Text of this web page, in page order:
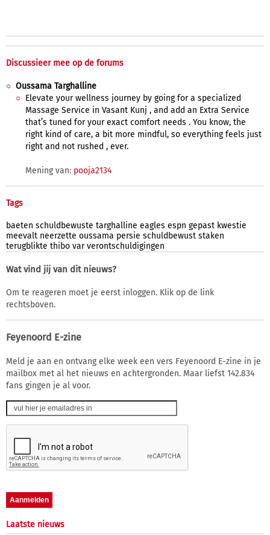
Discussieer mee op de forums
Oussama Targhalline
Elevate your wellness journey by going for a specialized
Massage Service in Vasant Kunj , and add an Extra Service
that’s tuned for your exact comfort needs . You know, the
right kind of care, a bit more mindful, so everything feels just
right and not rushed , ever.
Mening van: pooja2134
Tags
baeten schuldbewuste targhalline eagles espn gepast kwestie
meevalt neerzette oussama persie schuldbewust staken
terugblikte thibo var verontschuldigingen
Wat vind jij van dit nieuws?
Om te reageren moet je eerst inloggen. Klik op de link
rechtsboven.
Feyenoord E-zine
Meld je aan en ontvang elke week een vers Feyenoord E-zine in je
mailbox met al het nieuws en achtergronden. Maar liefst 142.834
fans gingen je al voor.
Laatste nieuws